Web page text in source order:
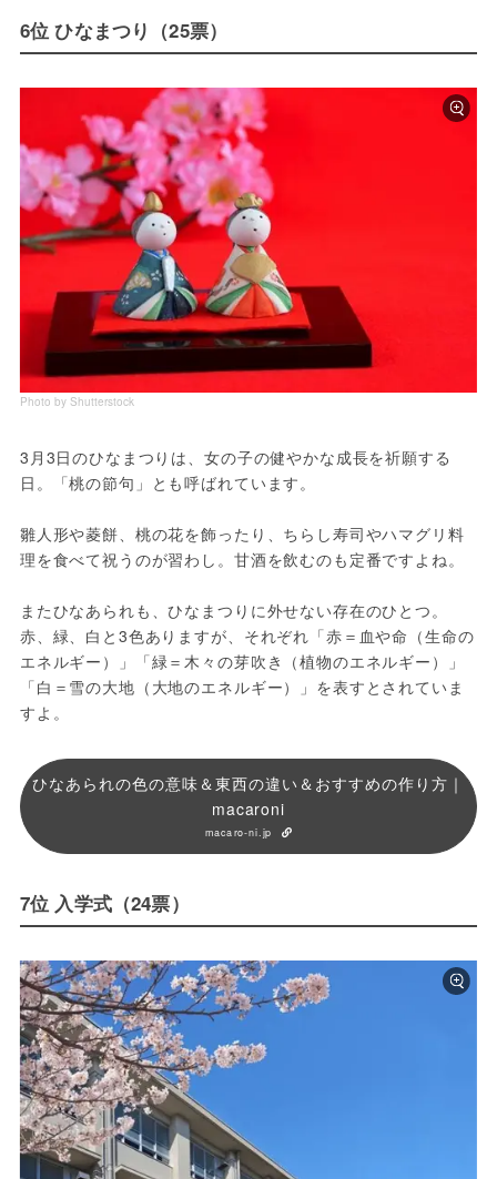
6位 ひなまつり（25票）
Photo by Shutterstock
3月3日のひなまつりは、女の子の健やかな成長を祈願する
日。「桃の節句」とも呼ばれています。
雛人形や菱餅、桃の花を飾ったり、ちらし寿司やハマグリ料
理を食べて祝うのが習わし。甘酒を飲むのも定番ですよね。
またひなあられも、ひなまつりに外せない存在のひとつ。
赤、緑、白と3色ありますが、それぞれ「赤＝血や命（生命の
エネルギー）」「緑＝木々の芽吹き（植物のエネルギー）」
「白＝雪の大地（大地のエネルギー）」を表すとされていま
すよ。
ひなあられの色の意味＆東西の違い＆おすすめの作り方｜
macaroni
macaro-ni.jp
7位 入学式（24票）